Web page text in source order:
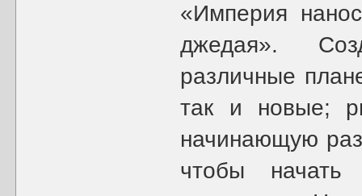
«Империя
джедая».
различные
так и новые;
начинающую
чтобы